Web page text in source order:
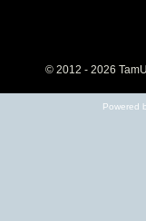
© 2012 - 2026
Powered